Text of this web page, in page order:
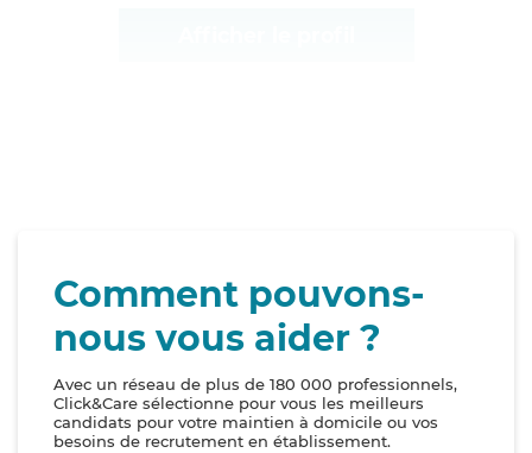
Comment pouvons-
nous vous aider ?
Avec un réseau de plus de 180 000 professionnels,
Click&Care sélectionne pour vous les meilleurs
candidats pour votre maintien à domicile ou vos
besoins de recrutement en établissement.